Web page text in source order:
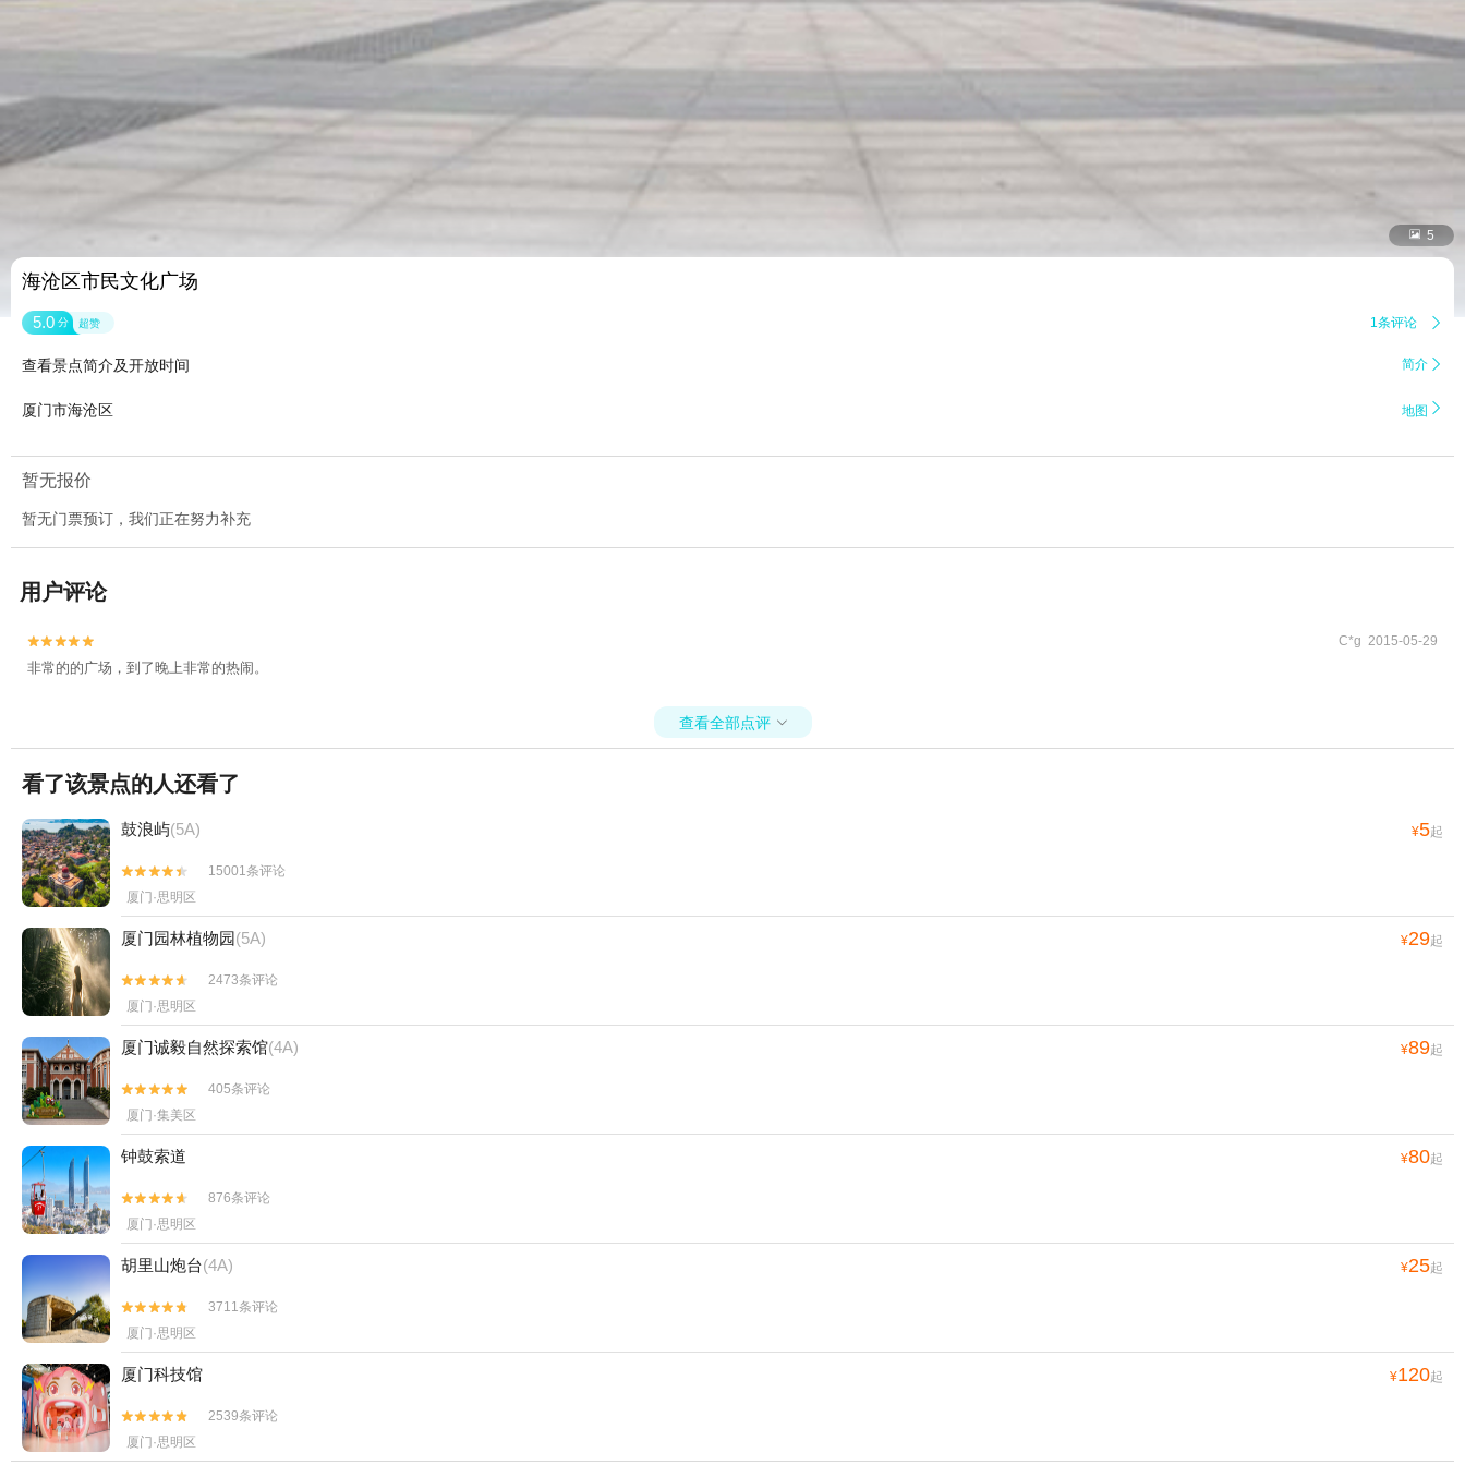
 5
海沧区市民文化广场
5.0 分 超赞 1条评论 
查看景点简介及开放时间 简介 
厦门市海沧区 地图 
暂无报价
暂无门票预订，我们正在努力补充
用户评论

 C*g 2015-05-29
非常的的广场，到了晚上非常的热闹。
查看全部点评 
看了该景点的人还看了
鼓浪屿(5A) ¥5起


15001条评论
厦门·思明区
厦门园林植物园(5A) ¥29起


2473条评论
厦门·思明区
厦门诚毅自然探索馆(4A) ¥89起


405条评论
厦门·集美区
钟鼓索道 ¥80起


876条评论
厦门·思明区
胡里山炮台(4A) ¥25起


3711条评论
厦门·思明区
厦门科技馆 ¥120起


2539条评论
厦门·思明区